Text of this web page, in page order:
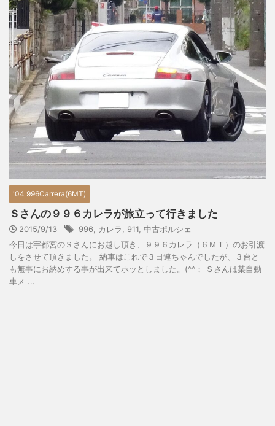
'04 996Carrera(6MT)
Ｓさんの９９６カレラが旅立って行きました
2015/9/13 996 カレラ 911 中古ポルシェ
今日は宇都宮のＳさんにお越し頂き、９９６カレラ（６ＭＴ）のお引渡
しをさせて頂きました。 納車はこれで３日連ちゃんでしたが、３台と
も無事にお納めする事が出来てホッとしました。(^^； Ｓさんは某自動
車メ ...